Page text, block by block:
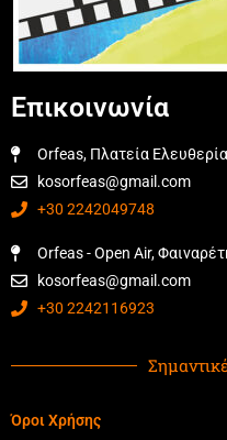
Επικοινωνία
Orfeas, Πλατεία
kosorfeas@gmail.com
+30 2242049748
Orfeas - Open Air,
kosorfeas@gmail.com
+30 2242116923
Όροι Χρήσης